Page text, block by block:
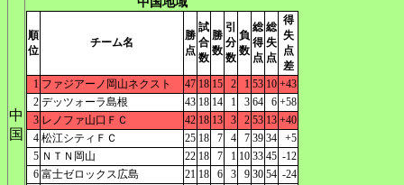
中
国
順
位
チーム名
勝
点
試
合
数
勝
数
引
分
数
負
数
総
得
点
総
失
点
得
失
点
差
1 ファジアーノ岡山ネクスト 47 18 15 2 1 53 10 +43
2 デッツォーラ島根 43 18 14 1 3 64 6 +58
3 レノファ山口ＦＣ 42 18 13 3 2 53 13 +40
4 松江シティＦＣ 25 18 7 4 7 39 34
+5
5 ＮＴＮ岡山 22 18 7 1 10 33 45 -12
6 富士ゼロックス広島 21 18 6 3 9 30 54 -24